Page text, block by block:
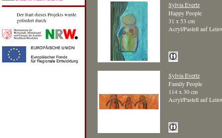
Der Start dieses Projekts wurde
gefördert durch:
Sylvia Evertz
Happy People
31 x 53 cm
Acryl/Pastell auf
Sylvia Evertz
Family People
114 x 30 cm
Acryl/Pastell auf